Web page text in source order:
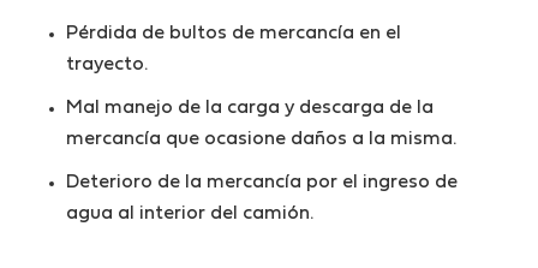
Pérdida de bultos de mercancía en el
trayecto.
Mal manejo de la carga y descarga de la
mercancía que ocasione daños a la misma.
Deterioro de la mercancía por el ingreso de
agua al interior del camión.